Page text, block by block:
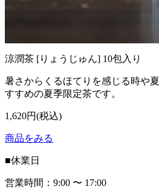
涼潤茶 [りょうじゅん] 10包入り
暑さからくるほてりを感じる時や
すすめの夏季限定茶です。
1,620円(税込)
商品をみる
■休業日
営業時間：9:00 〜 17:00